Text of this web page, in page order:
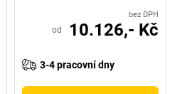
bez DPH
od 10.126,- Kč
3-4 pracovní dny